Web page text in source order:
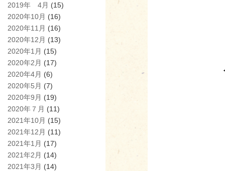
2019年 4月 (15)
2020年10月 (16)
2020年11月 (16)
2020年12月 (13)
2020年1月 (15)
2020年2月 (17)
2020年4月 (6)
2020年5月 (7)
2020年9月 (19)
2020年７月 (11)
2021年10月 (15)
2021年12月 (11)
2021年1月 (17)
2021年2月 (14)
2021年3月 (14)